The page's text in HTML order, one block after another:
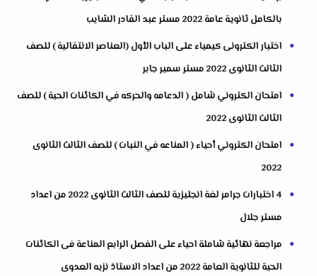
بالكامل ثانوية عامة 2022 مستر عبد القادر الشايب
اختبار الكترونى كيمياء على الباب الأول (العناصر الانتقالية ) للصف
الثالث الثانوى 2022 مستر سمير جابر
امتحان الكتروني شامل ( الدعامه والحركه في الكائنات الحية ) للصف
الثالث الثانوى 2022
امتحان الكتروني أحياء ( المناعه في النبات ) للصف الثالث الثانوى
2022
4 اختبارات جرامر لغة انجليزية للصف الثالث الثانوى 2022 من اعداد
مستر جلال
مراجعة نهائية شاملة احياء على الفصل الرابع المناعة فى الكائنات
الحية للثانوية العامة 2022 من اعداد الاستاذ نزيه العدوى